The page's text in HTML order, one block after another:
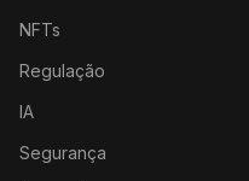
NFTs
Regulação
IA
Segurança